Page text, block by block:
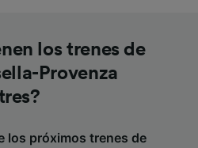
los trenes de
Provenza
los próximos trenes de